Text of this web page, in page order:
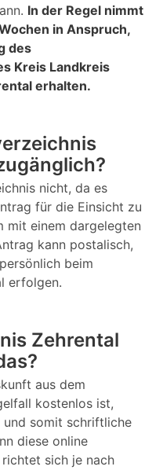
In der Regel nimmt
in Anspruch,
des
Kreis Landkreis
erhalten.
nicht, da es
für die Einsicht zu
mit einem dargelegten
kann postalisch,
beim
erfolgen.
Zehrental
aus dem
kostenlos ist,
und somit schriftliche
diese online
sich je nach